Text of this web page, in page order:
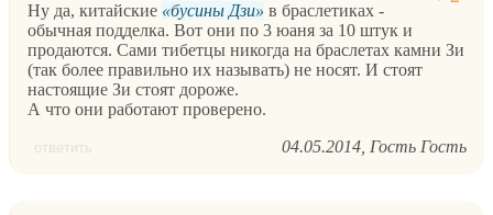
Ну да, китайские бусины Дзи
в браслетиках -
обычная подделка. Вот они по 3 юаня за 10 штук и
продаются. Сами тибетцы никогда на браслетах камни Зи
(так более правильно их называть) не носят. И стоят
настоящие Зи стоят дороже.
А что они работают проверено.
ответить 04.05.2014 Гость Гость